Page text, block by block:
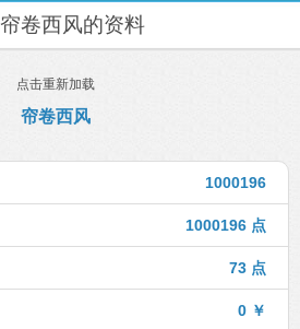
帘卷西风的资料
点击重新加载
帘卷西风
1000196
1000196 点
73 点
0 ￥